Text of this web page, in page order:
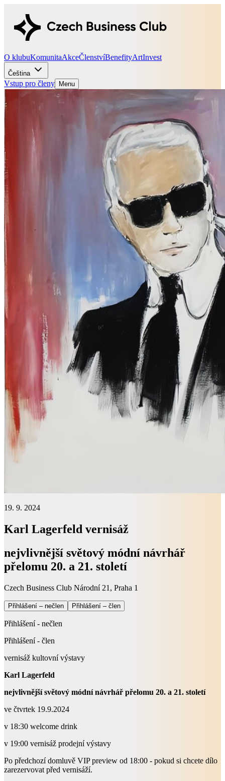
O klubuKomunitaAkceČlenstvíBenefityArtInvest
Čeština
Vstup pro členy Menu
19. 9. 2024
Karl Lagerfeld vernisáž
nejvlivnější světový módní návrhář
přelomu 20. a 21. století
Czech Business Club Národní 21, Praha 1
Přihlášení – nečlen Přihlášení – člen
Přihlášení - nečlen
Přihlášení - člen
vernisáž kultovní výstavy
Karl Lagerfeld
nejvlivnější světový módní návrhář přelomu 20. a 21. století
ve čtvrtek 19.9.2024
v 18:30 welcome drink
v 19:00 vernisáž prodejní výstavy
Po předchozí domluvě VIP preview od 18:00 - pokud si chcete dílo
zarezervovat před vernisáží.